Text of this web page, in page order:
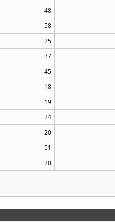
48
58
25
37
45
18
19
24
20
51
20